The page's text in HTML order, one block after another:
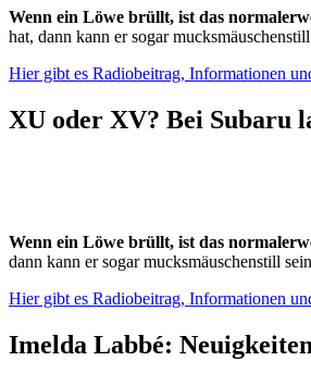
Wenn ein Löwe brüllt, ist das
hat, dann kann er sogar
Hier gibt es Radiobeitrag, Informationen
XU oder XV? Bei Subaru
Wenn ein Löwe brüllt, ist das
dann kann er sogar mucksmäuschenstill
Hier gibt es Radiobeitrag, Informationen
Imelda Labbé: